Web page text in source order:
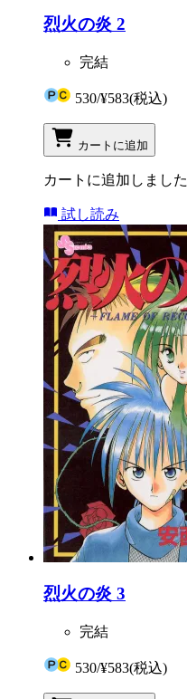
烈火の炎 2
完結
530/¥583(税込)
カートに追加
カートに追加しました
試し読み
烈火の炎 3
完結
530/¥583(税込)